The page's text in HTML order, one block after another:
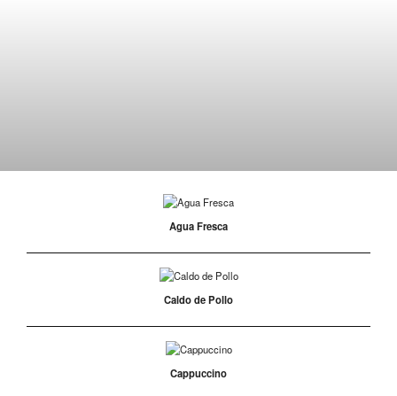
Agua Fresca
Caldo de Pollo
Cappuccino